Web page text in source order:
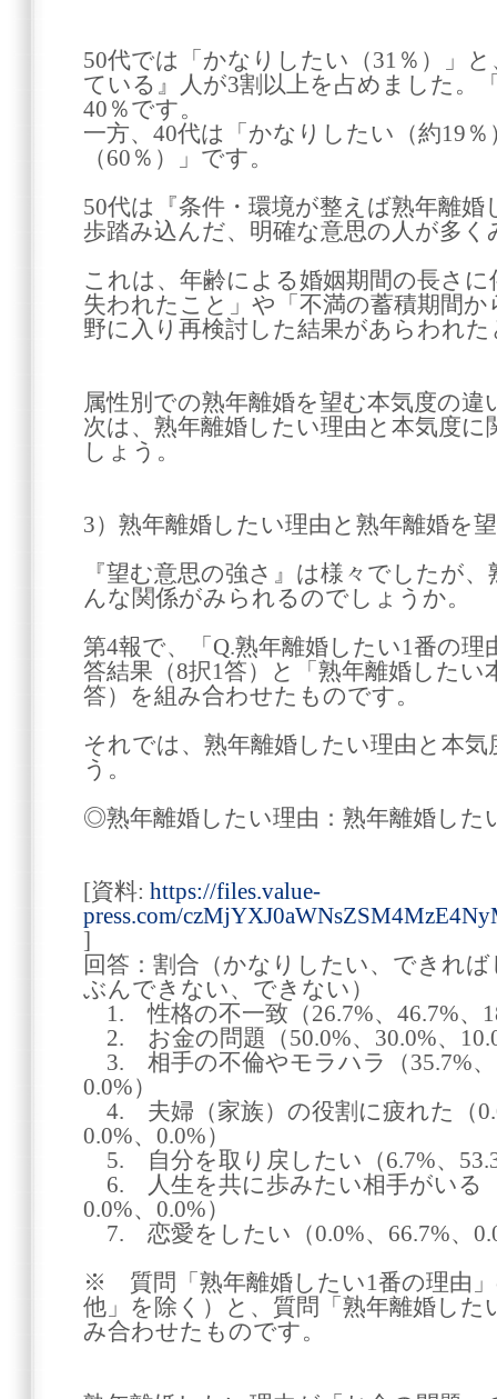
50代では「かなりしたい（31％）」
ている』人が3割以上を占めました。
40％です。
一方、40代は「かなりしたい（約19
（60％）」です。
50代は『条件・環境が整えば熟年離
歩踏み込んだ、明確な意思の人が多
これは、年齢による婚姻期間の長さ
失われたこと」や「不満の蓄積期間
野に入り再検討した結果があらわれ
属性別での熟年離婚を望む本気度の
次は、熟年離婚したい理由と本気度
しょう。
3）熟年離婚したい理由と熟年離婚を
『望む意思の強さ』は様々でしたが
んな関係がみられるのでしょうか。
第4報で、「Q.熟年離婚したい1番の
答結果（8択1答）と「熟年離婚したい
答）を組み合わせたものです。
それでは、熟年離婚したい理由と本
う。
◎熟年離婚したい理由：熟年離婚した
[資料: https://files.value-
press.com/
]
回答：割合（かなりしたい、できれ
ぶんできない、できない）
1. 性格の不一致（26.7%、46.7%、
2. お金の問題（50.0%、30.0%、
3. 相手の不倫やモラハラ（35.7%、
0.0%）
4. 夫婦（家族）の役割に疲れた（
0.0%、0.0%）
5. 自分を取り戻したい（6.7%、
6. 人生を共に歩みたい相手がいる（
0.0%、0.0%）
7. 恋愛をしたい（0.0%、66.7%、
※ 質問「熟年離婚したい1番の理由」
他」を除く）と、質問「熟年離婚した
み合わせたものです。